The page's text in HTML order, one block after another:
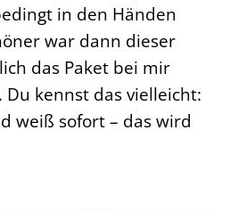
in den Händen
war dann dieser
das Paket bei mir
kennst das vielleicht:
weiß sofort – das wird